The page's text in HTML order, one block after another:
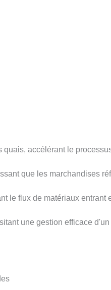
quais, accélérant le
que les marchandises
le flux de matériaux entrant
une gestion efficace